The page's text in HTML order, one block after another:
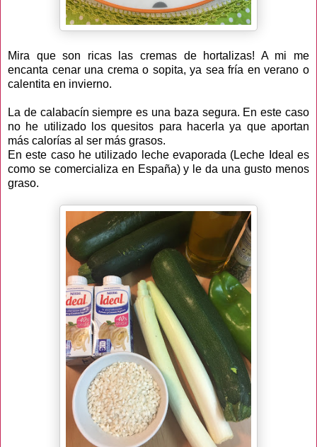
Mira que son ricas las cremas de hortalizas! A mi me
encanta cenar una crema o sopita, ya sea fría en verano o
calentita en invierno.
La de calabacín siempre es una baza segura. En este caso
no he utilizado los quesitos para hacerla ya que aportan
más calorías al ser más grasos.
En este caso he utilizado leche evaporada (Leche Ideal es
como se comercializa en España) y le da una gusto menos
graso.